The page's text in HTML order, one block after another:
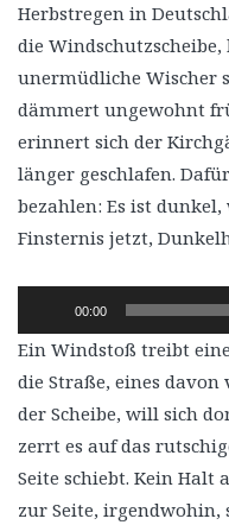
Herbstregen in
die
unermüdliche Wischer
dämmert ungewohnt
erinnert sich der
länger geschlafen.
bezahlen: Es ist
Finsternis jetzt,
Player
00:00
Ein Windstoß treibt
die Straße, eines
der Scheibe, will sich
zerrt es auf das
Seite schiebt. Kein Halt
zur Seite, irgendwohin,